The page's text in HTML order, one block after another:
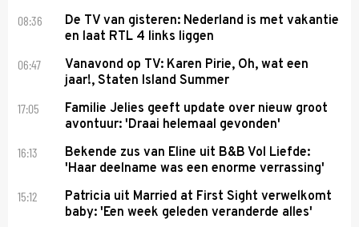
08:36
De TV van gisteren: Nederland is met vakantie
en laat RTL 4 links liggen
06:47
Vanavond op TV: Karen Pirie, Oh, wat een
jaar!, Staten Island Summer
17:05
Familie Jelies geeft update over nieuw groot
avontuur: 'Draai helemaal gevonden'
16:13
Bekende zus van Eline uit B&B Vol Liefde:
'Haar deelname was een enorme verrassing'
15:12
Patricia uit Married at First Sight verwelkomt
baby: 'Een week geleden veranderde alles'